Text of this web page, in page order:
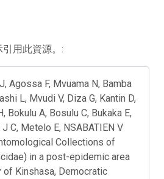
用此資源。:
Agossa F, Mvuama N, Bamba
L, Mvudi V, Diza G, Kantin D,
Bokulu A, Bosulu C, Bukaka E,
C, Metelo E, NSABATIEN V
Collections of
in a post-epidemic area
of Kinshasa, Democratic